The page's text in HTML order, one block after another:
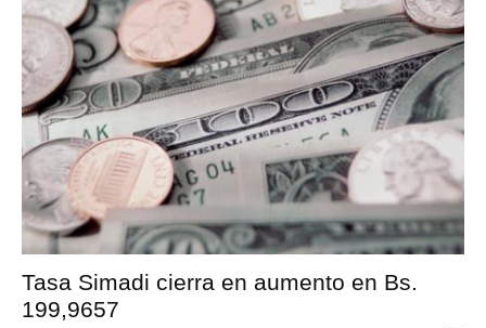
Tasa Simadi cierra en aumento en Bs.
199,9657